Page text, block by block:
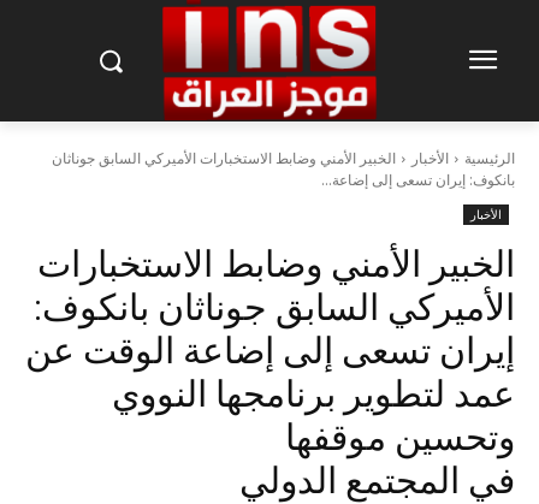
الرئيسية الأخبار
الخبير الأمني وضابط الاستخبارات الأميركي السابق جوناثان
بانكوف: إيران تسعى إلى إضاعة...
الأخبار
الخبير الأمني وضابط الاستخبارات
الأميركي السابق جوناثان بانكوف:
إيران تسعى إلى إضاعة الوقت عن
عمد لتطوير برنامجها النووي
وتحسين موقفها
في المجتمع الدولي